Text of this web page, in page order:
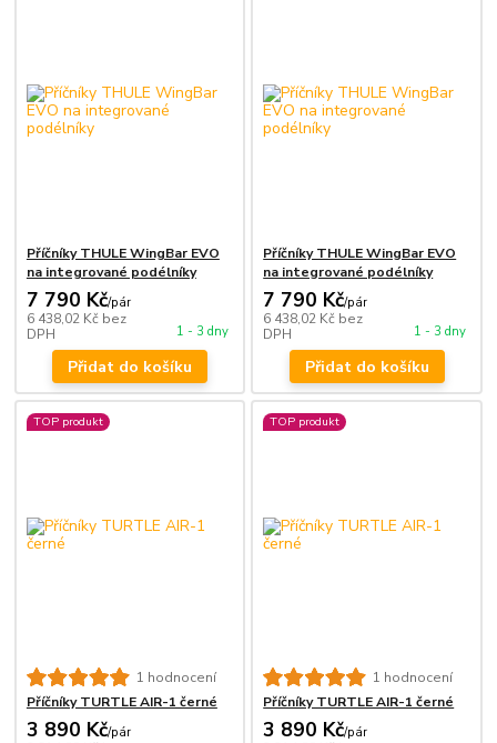
Příčníky THULE WingBar EVO
na integrované podélníky
7 790 Kč/pár
6 438,02 Kč bez
DPH
1 - 3 dny
Přidat do košíku
Příčníky THULE WingBar EVO
na integrované podélníky
7 790 Kč/pár
6 438,02 Kč bez
DPH
1 - 3 dny
Přidat do košíku
TOP produkt
1 hodnocení
Příčníky TURTLE AIR-1 černé
3 890 Kč/pár
TOP produkt
1 hodnocení
Příčníky TURTLE AIR-1 černé
3 890 Kč/pár